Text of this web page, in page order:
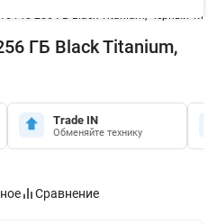
Pro 256 ГБ Black Titanium, Чёрный
ГБ Black Titanium,
Trade IN
Обменяйте технику
Сравнение